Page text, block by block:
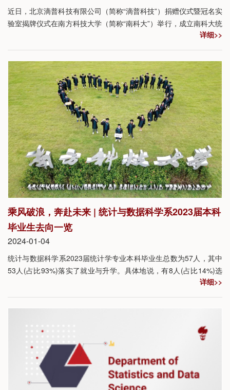
近日，北京滴普科技有限公司（简称“滴普科技”）捐赠仪式暨冠名实
验室揭牌仪式在南方科技大学（简称“南科大”）举行，成立南科大统
计与数据科学系与滴普科技联合共建的“Data+AI”数据智能实验室
（简称“联合实验室”）。滴普科技联合创始人杨磊、研发总裁柏海
峰，南科大理学院院长、中国科学院院士俞书宏，统计与数据科学
系系主任、讲席教授邵启满，统计与数据科学系副系主任、讲席教
授荆炳义，统计与数据科学系教授、联合实验室主任杨丽丽，教育
基金会秘书长耿珺等师生代表参加了此次活动。
详细>>
乘风破浪，奔赴未来 | 统计与数据科学系2023届本科
毕业生去向一览
2024-01-04
统计与数据科学系2023届统计学专业本科毕业生总数为57人，其中
53人(占比93%)落实了就业与升学。具体地说，有8人(占比14%)选
择就业；有45人(占比79%)选择升学，其中28人选择境外自主升
学，17人选择境内升学。
详细>>